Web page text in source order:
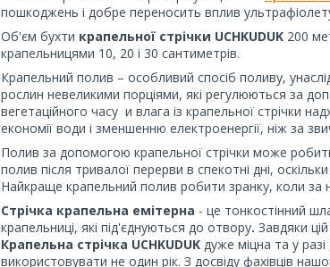
пошкоджень і добре переносить вплив
Об'єм бухти крапельної стрічки UCHKUDUK 200
крапельницями 10, 20 і 30 сантиметрів.
Крапельний полив – особливий спосіб поливу,
рослин невеликими порціями, які регулюються за
вегетаційного часу и влага із крапельної стрічки
економії води і зменшенню електроенергії, ніж за
Полив за допомогою крапельної стрічки може
полив після тривалої перерви в спекотні дні,
Найкраще крапельний полив робити зранку, коли за
Стрічка крапельна емітерна - це тонкостінний
крапельниці, які під'єднуються до отвору. Завдяки
Крапельна стрічка UCHKUDUK дуже міцна та у
використовувати не один рік. З досвіду фахівців